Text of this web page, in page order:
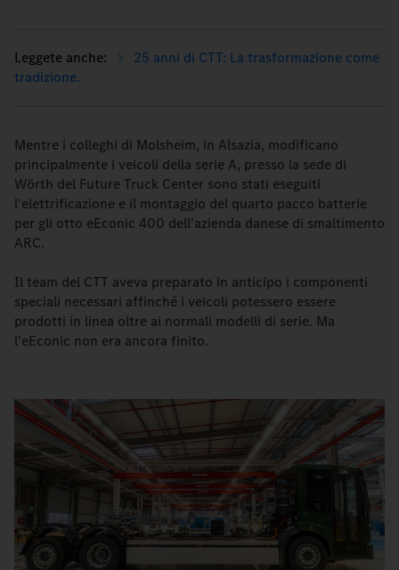
25 anni di CTT: La trasformazione come
tradizione.
Mentre i colleghi di Molsheim, in Alsazia, modificano
principalmente i veicoli della serie A, presso la sede di
Wörth del Future Truck Center sono stati eseguiti
l'elettrificazione e il montaggio del quarto pacco batterie
per gli otto eEconic 400 dell'azienda danese di smaltimento
ARC.
Il team del CTT aveva preparato in anticipo i componenti
speciali necessari affinché i veicoli potessero essere
prodotti in linea oltre ai normali modelli di serie. Ma
l'eEconic non era ancora finito.